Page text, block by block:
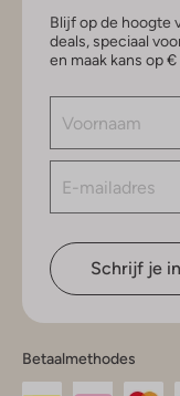
Blijf op de hoogte
deals, speciaal
en maak kans op
Schrijf je in
Betaalmethodes